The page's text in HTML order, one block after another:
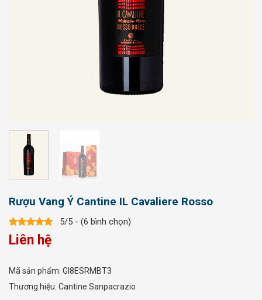
Rượu Vang Ý Cantine IL Cavaliere Rosso
5/5 - (6 bình chọn)
Liên hệ
Mã sản phẩm: GI8ESRMBT3
Thương hiệu: Cantine Sanpacrazio